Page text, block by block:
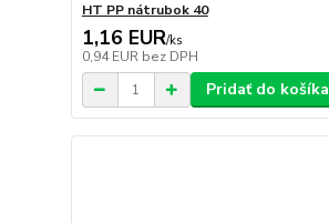
HT PP nátrubok 40
1,16 EUR/ks
0,94 EUR bez DPH
Pridať do košíka